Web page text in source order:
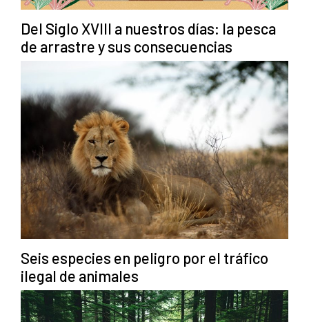
Del Siglo XVIII a nuestros días: la pesca
de arrastre y sus consecuencias
Seis especies en peligro por el tráfico
ilegal de animales